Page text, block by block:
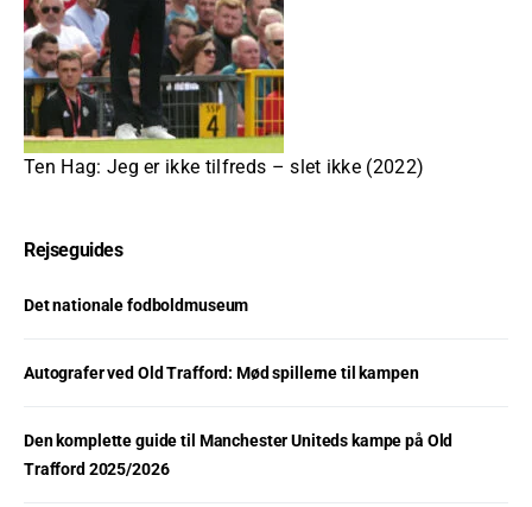
Ten Hag: Jeg er ikke tilfreds – slet ikke (2022)
Rejseguides
Det nationale fodboldmuseum
Autografer ved Old Trafford: Mød spillerne til kampen
Den komplette guide til Manchester Uniteds kampe på Old
Trafford 2025/2026